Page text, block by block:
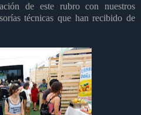
de este rubro con nuestros
técnicas que han recibido de